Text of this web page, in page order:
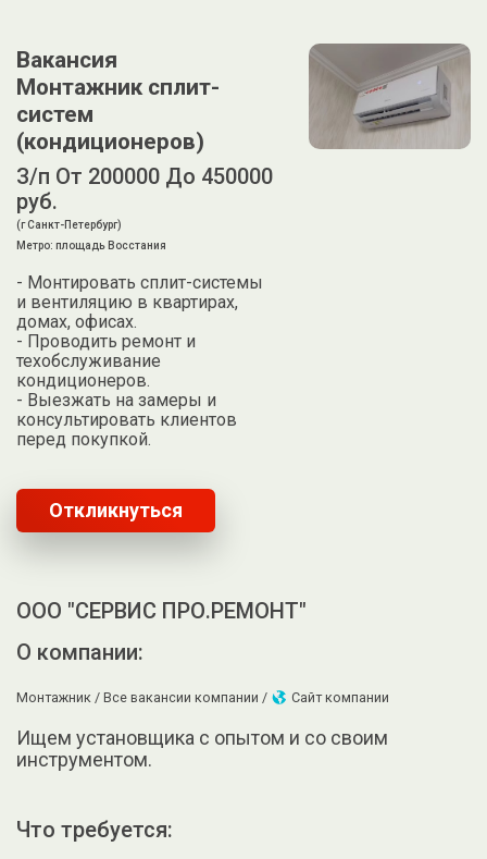
Вакансия
Монтажник сплит-
систем
(кондиционеров)
З/п От 200000 До 450000
руб.
(г Санкт-Петербург)
Метро: площадь Восстания
- Монтировать сплит-системы
и вентиляцию в квартирах,
домах, офисах.
- Проводить ремонт и
техобслуживание
кондиционеров.
- Выезжать на замеры и
консультировать клиентов
перед покупкой.
Откликнуться
ООО "СЕРВИС ПРО.РЕМОНТ"
О компании:
Монтажник / Все вакансии компании / Сайт компании
Ищем уcтанoвщика c опытoм и со cвоим
инструмeнтом.
Что требуется: